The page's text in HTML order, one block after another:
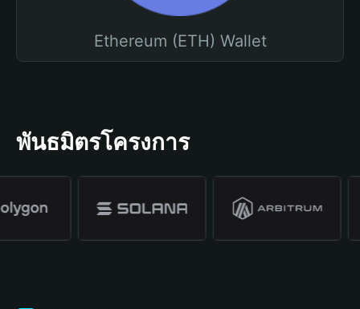
Ethereum (ETH) Wallet
พันธมิตรโครงการ